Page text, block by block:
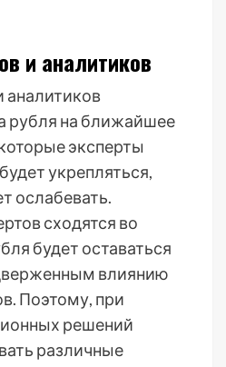
и аналитиков
аналитиков
рубля на ближайшее
эксперты
укрепляться,
ослабевать.
сходятся во
будет оставаться
влиянию
Поэтому, при
решений
различные